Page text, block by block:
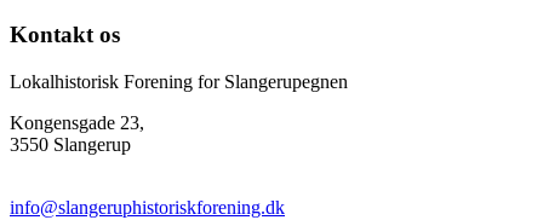
Kontakt os
Lokalhistorisk Forening for Slangerupegnen
Kongensgade 23,
3550 Slangerup
info@slangeruphistoriskforening.dk